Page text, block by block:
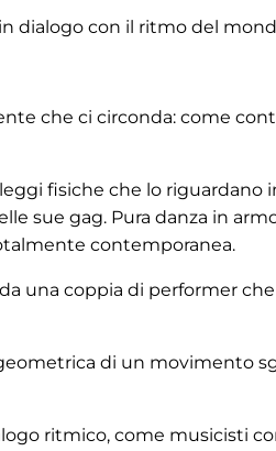
dialogo con il ritmo del
che ci circonda: come
fisiche che lo riguardano
sue gag. Pura danza in
contemporanea.
una coppia di performer che
di un movimento
ritmico, come musicisti